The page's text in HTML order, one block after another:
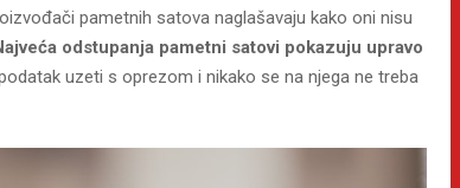
pametnih satova naglašavaju kako oni nisu
odstupanja pametni satovi pokazuju upravo
uzeti s oprezom i nikako se na njega ne treba